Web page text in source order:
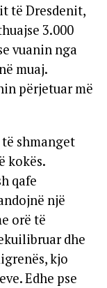
të Dresdenit,
3.000
vuanin nga
muaj.
përjetuar më
shmanget
kokës.
qafe
një
orë të
dhe
kjo
Edhe pse